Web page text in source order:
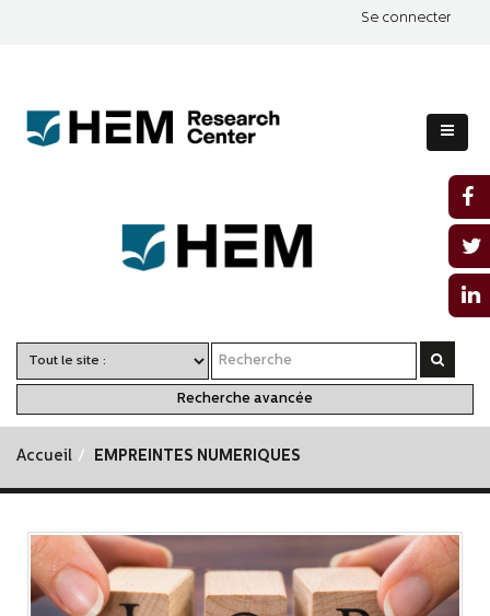
Se connecter
Recherche avancée
Accueil EMPREINTES NUMERIQUES